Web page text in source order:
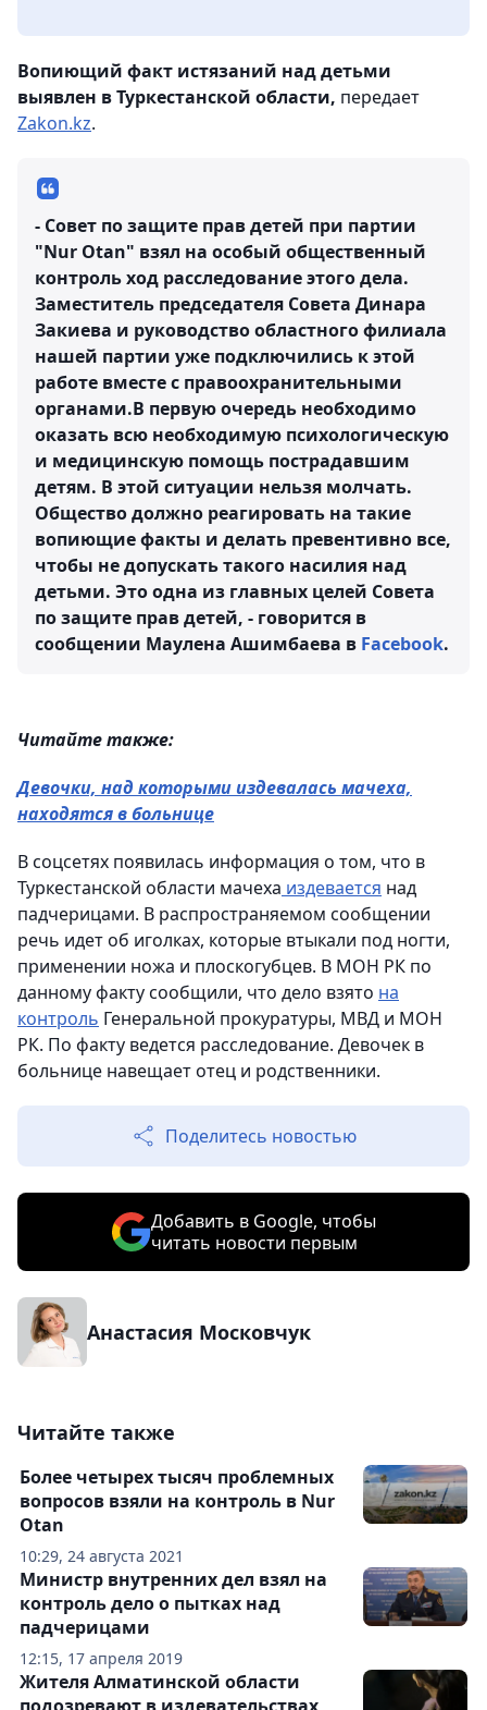
Вопиющий факт истязаний над детьми
выявлен в Туркестанской области, передает
Zakon.kz.
- Совет по защите прав детей при партии
"Nur Otan" взял на особый общественный
контроль ход расследование этого дела.
Заместитель председателя Совета Динара
Закиева и руководство областного филиала
нашей партии уже подключились к этой
работе вместе с правоохранительными
органами.В первую очередь необходимо
оказать всю необходимую психологическую
и медицинскую помощь пострадавшим
детям. В этой ситуации нельзя молчать.
Общество должно реагировать на такие
вопиющие факты и делать превентивно все,
чтобы не допускать такого насилия над
детьми. Это одна из главныx целей Совета
по защите прав детей, - говорится в
сообщении Маулена Ашимбаева в Facebook.
Читайте также:
Девочки, над которыми издевалась мачеха,
находятся в больнице
В соцсетях появилась информация о том, что в
Туркестанской области мачеха издевается над
падчерицами. В распространяемом сообщении
речь идет об иголках, которые втыкали под ногти,
применении ножа и плоскогубцев. В МОН РК по
данному факту сообщили, что дело взято на
контроль Генеральной прокуратуры, МВД и МОН
РК. По факту ведется расследование. Девочек в
больнице навещает отец и родственники.
Поделитесь новостью
Добавить в Google, чтобы
читать новости первым
Анастасия Московчук
Читайте также
10:29, 24 августа 2021
Более четырех тысяч проблемных
вопросов взяли на контроль в Nur
Otan
12:15, 17 апреля 2019
Министр внутренних дел взял на
контроль дело о пытках над
падчерицами
Жителя Алматинской области